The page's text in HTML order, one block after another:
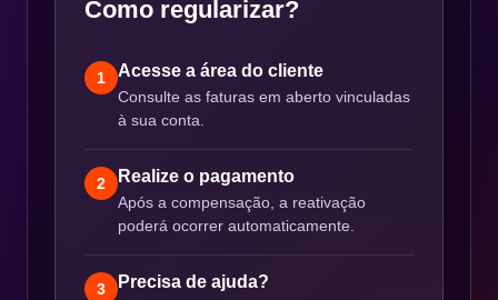
Como regularizar?
1 Acesse a área do cliente
Consulte as faturas em aberto vinculadas
à sua conta.
2 Realize o pagamento
Após a compensação, a reativação
poderá ocorrer automaticamente.
3 Precisa de ajuda?